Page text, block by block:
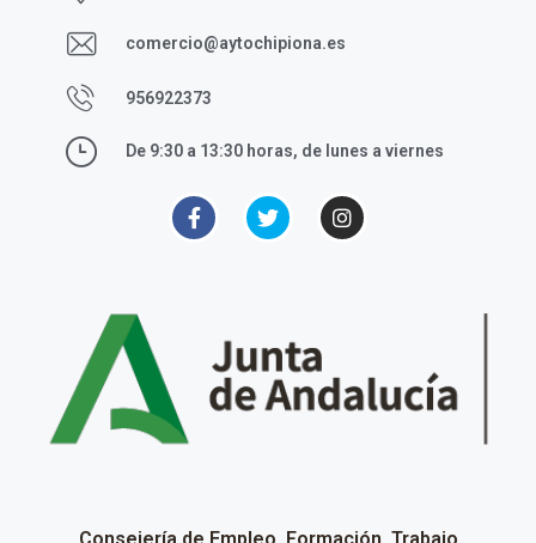
comercio@aytochipiona.es
956922373
De 9:30 a 13:30 horas, de lunes a viernes